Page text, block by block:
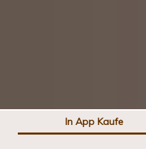
In App Kaufe